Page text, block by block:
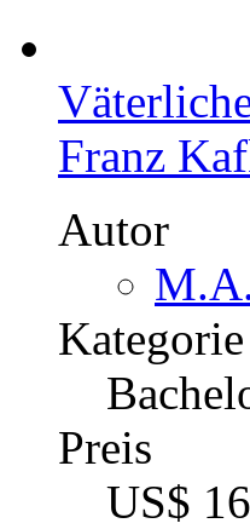
Franz
Autor
Kategorie
Preis
US$